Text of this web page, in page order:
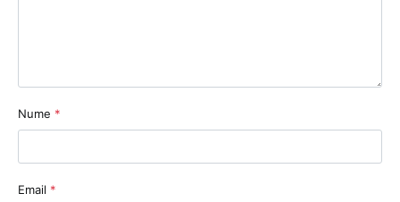
Nume *
Email *